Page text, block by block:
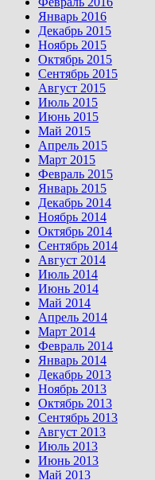
Январь 2016
Декабрь 2015
Ноябрь 2015
Октябрь 2015
Сентябрь 2015
Август 2015
Июль 2015
Июнь 2015
Май 2015
Апрель 2015
Март 2015
Февраль 2015
Январь 2015
Декабрь 2014
Ноябрь 2014
Октябрь 2014
Сентябрь 2014
Август 2014
Июль 2014
Июнь 2014
Май 2014
Апрель 2014
Март 2014
Февраль 2014
Январь 2014
Декабрь 2013
Ноябрь 2013
Октябрь 2013
Сентябрь 2013
Август 2013
Июль 2013
Июнь 2013
Май 2013